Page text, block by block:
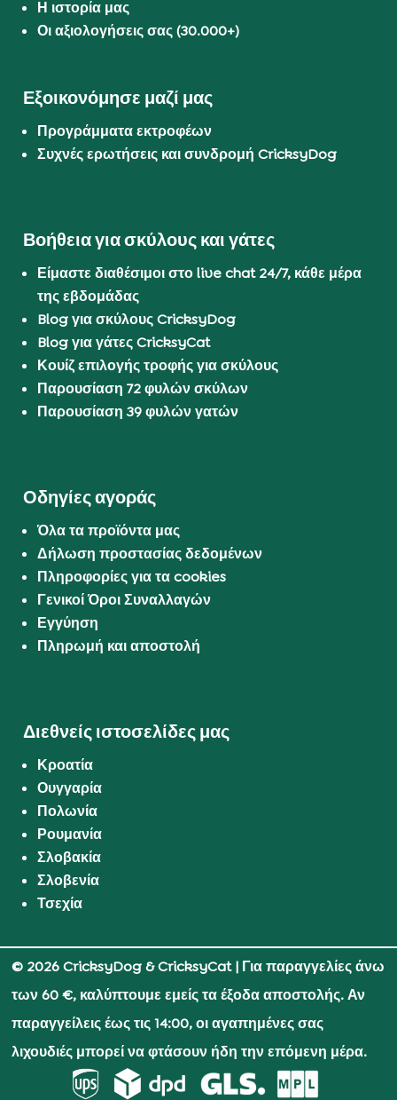
Η ιστορία μας
Οι αξιολογήσεις σας (30.000+)
Εξοικονόμησε μαζί μας
Προγράμματα εκτροφέων
Συχνές ερωτήσεις και συνδρομή CricksyDog
Βοήθεια για σκύλους και γάτες
Είμαστε διαθέσιμοι στο live chat 24/7, κάθε μέρα
της εβδομάδας
Blog για σκύλους CricksyDog
Blog για γάτες CricksyCat
Κουίζ επιλογής τροφής για σκύλους
Παρουσίαση 72 φυλών σκύλων
Παρουσίαση 39 φυλών γατών
Οδηγίες αγοράς
Όλα τα προϊόντα μας
Δήλωση προστασίας δεδομένων
Πληροφορίες για τα cookies
Γενικοί Όροι Συναλλαγών
Εγγύηση
Πληρωμή και αποστολή
Διεθνείς ιστοσελίδες μας
Κροατία
Ουγγαρία
Πολωνία
Ρουμανία
Σλοβακία
Σλοβενία
Τσεχία
© 2026 CricksyDog & CricksyCat| Για παραγγελίες άνω
των 60 €, καλύπτουμε εμείς τα έξοδα αποστολής. Αν
παραγγείλεις έως τις 14:00, οι αγαπημένες σας
λιχουδιές μπορεί να φτάσουν ήδη την επόμενη μέρα.